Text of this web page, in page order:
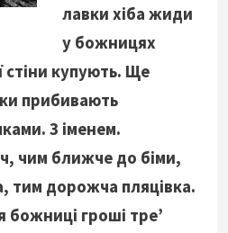
лавки хіба жиди
у божницях
стіни купують. Ще
прибивають
З іменем.
чим ближче до біми,
тим дорожча пляцівка.
гроші тре’